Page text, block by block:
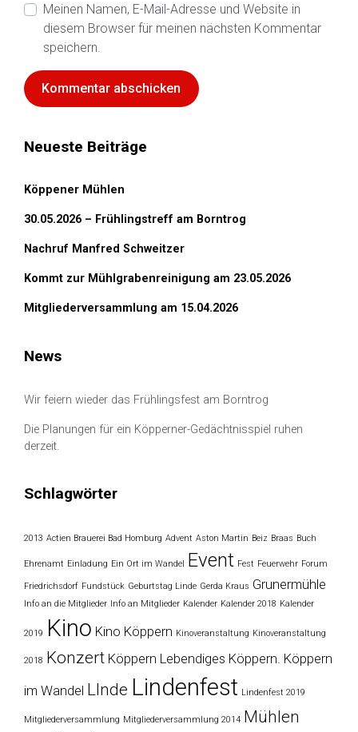
Meinen Namen, E-Mail-Adresse und Website in
diesem Browser für meinen nächsten Kommentar
speichern.
Neueste Beiträge
Köppener Mühlen
30.05.2026 – Frühlingstreff am Borntrog
Nachruf Manfred Schweitzer
Kommt zur Mühlgrabenreinigung am 23.05.2026
Mitgliederversammlung am 15.04.2026
News
Wir feiern wieder das Frühlingsfest am Borntrog
Die Planungen für ein Köpperner-Gedächtnisspiel ruhen
derzeit.
Schlagwörter
2013 Actien Brauerei Bad Homburg Advent Aston Martin Beiz Braas Buch
Ehrenamt Einladung Ein Ort im Wandel Event Fest Feuerwehr Forum
Friedrichsdorf Fundstück Geburtstag Linde Gerda Kraus Grunermühle
Info an die Mitglieder Info an Mitglieder Kalender Kalender 2018 Kalender
2019 Kino Kino Köppern Kinoveranstaltung Kinoveranstaltung
2018 Konzert Köppern Lebendiges Köppern. Köppern
im Wandel LInde Lindenfest Lindenfest 2019
Mitgliederversammlung Mitgliederversammlung 2014 Mühlen